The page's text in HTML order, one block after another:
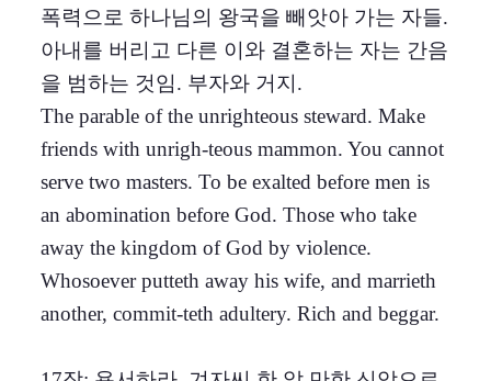
폭력으로 하나님의 왕국을 빼앗아 가는 자들.
아내를 버리고 다른 이와 결혼하는 자는 간음
을 범하는 것임. 부자와 거지.
The parable of the unrighteous steward. Make
friends with unrigh-teous mammon. You cannot
serve two masters. To be exalted before men is
an abomination before God. Those who take
away the kingdom of God by violence.
Whosoever putteth away his wife, and marrieth
another, commit-teth adultery. Rich and beggar.